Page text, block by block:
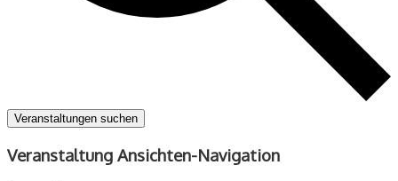
Veranstaltungen suchen
Veranstaltung Ansichten-Navigation